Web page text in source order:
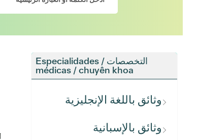
التخصصات / Especialidades
médicas / chuyên khoa
وثائق باللغة الإنجليزية
وثائق بالإسبانية